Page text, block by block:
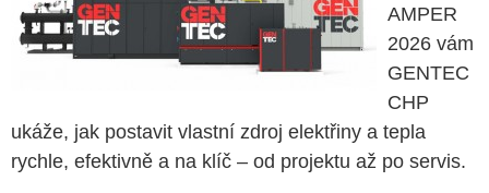
AMPER
2026 vám
GENTEC
CHP
ukáže, jak postavit vlastní zdroj elektřiny a tepla
rychle, efektivně a na klíč – od projektu až po servis.